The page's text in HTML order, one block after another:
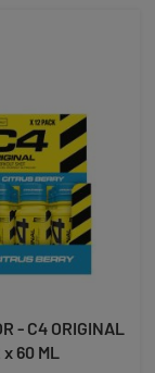
- C4 ORIGINAL
60 ML